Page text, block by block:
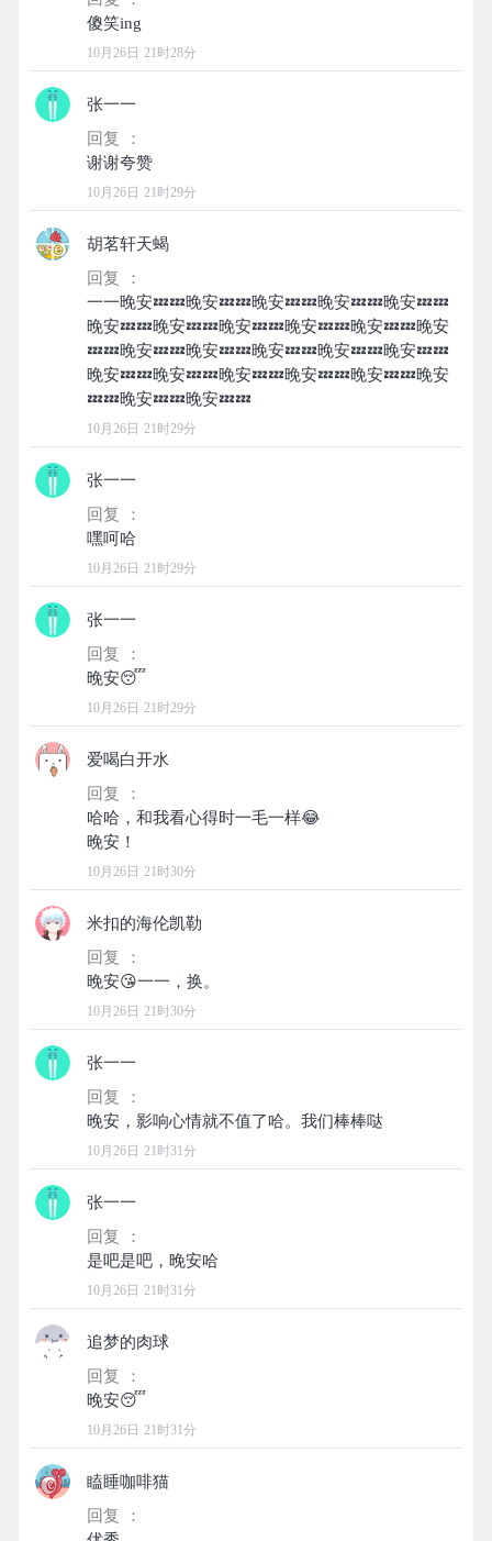
10月26日 21时28分
张一一
回复 ：
10月26日 21时29分
胡茗轩天蝎
回复 ：
一一晚安💤💤晚安💤💤晚安💤💤晚安💤💤晚安💤💤
晚安💤💤晚安💤💤晚安💤💤晚安💤💤晚安💤💤晚安
💤💤晚安💤💤晚安💤💤晚安💤💤晚安💤💤晚安💤💤
晚安💤💤晚安💤💤晚安💤💤晚安💤💤晚安💤💤晚安
10月26日 21时29分
张一一
回复 ：
10月26日 21时29分
张一一
回复 ：
10月26日 21时29分
爱喝白开水
回复 ：
哈哈，和我看心得时一毛一样😂
10月26日 21时30分
米扣的海伦凯勒
回复 ：
10月26日 21时30分
张一一
回复 ：
10月26日 21时31分
张一一
回复 ：
10月26日 21时31分
追梦的肉球
回复 ：
10月26日 21时31分
瞌睡咖啡猫
回复 ：